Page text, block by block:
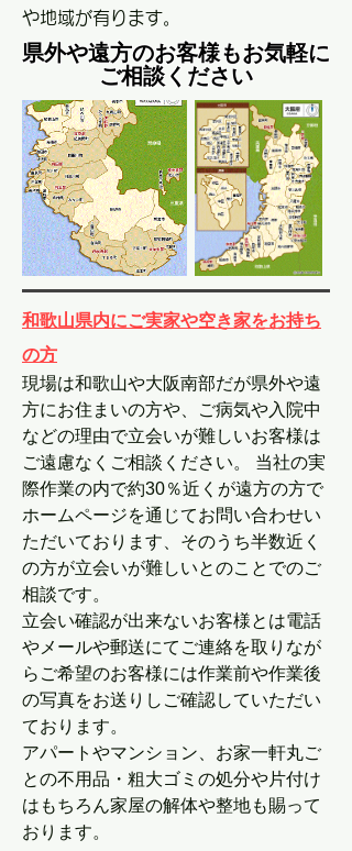
や地域が有ります。
県外や遠方のお客様もお気軽に
ご相談ください
和歌山県内にご実家や空き家をお持ち
の方
現場は和歌山や大阪南部だが県外や遠
方にお住まいの方や、ご病気や入院中
などの理由で立会いが難しいお客様は
ご遠慮なくご相談ください。 当社の実
際作業の内で約30％近くが遠方の方で
ホームページを通じてお問い合わせい
ただいております、そのうち半数近く
の方が立会いが難しいとのことでのご
相談です。
立会い確認が出来ないお客様とは電話
やメールや郵送にてご連絡を取りなが
らご希望のお客様には作業前や作業後
の写真をお送りしご確認していただい
ております。
アパートやマンション、お家一軒丸ご
との不用品・粗大ゴミの処分や片付け
はもちろん家屋の解体や整地も賜って
おります。